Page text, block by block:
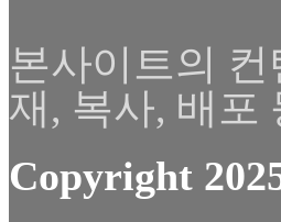
본사이트의
재, 복사, 배포
Copyright